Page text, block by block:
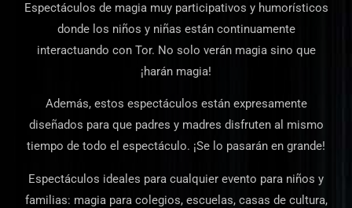
Espectáculos de magia muy participativos y humorísticos
donde los niños y niñas están continuamente
interactuando con Tor. No solo verán magia sino que
¡harán magia!
Además, estos espectáculos están expresamente
diseñados para que padres y madres disfrutenal mismo
tiempo de todo el espectáculo. ¡Se lo pasarán en grande!
Espectáculos ideales para cualquier evento para niños y
familias: magia para colegios, escuelas, casas de cultura,